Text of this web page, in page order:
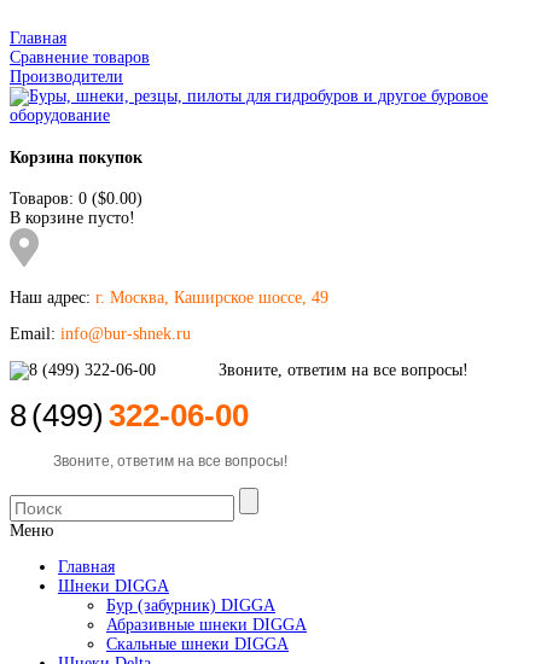
Главная
Сравнение товаров
Производители
Корзина покупок
Товаров: 0 ($0.00)
В корзине пусто!
Наш адрес: г. Москва, Каширское шоссе, 49
Email: info@bur-shnek.ru
8(499) 322-06-00
Звоните, ответим на все вопросы!
Меню
Главная
Шнеки DIGGA
Бур (забурник) DIGGA
Абразивные шнеки DIGGA
Скальные шнеки DIGGA